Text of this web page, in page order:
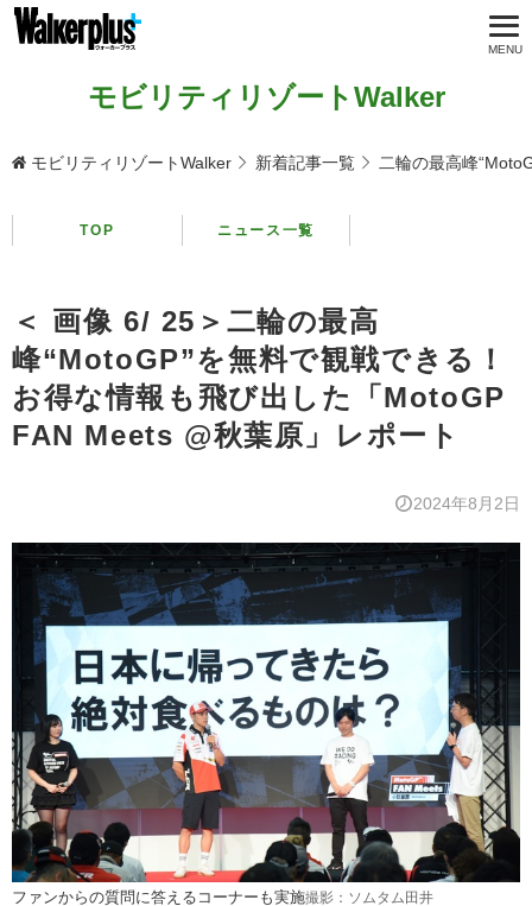
モビリティリゾートWalker
モビリティリゾートWalker 新着記事一覧 二輪の最高峰
TOP ニュース一覧
＜ 画像 6/ 25＞二輪の最高
峰“MotoGP”を無料で観戦できる！
お得な情報も飛び出した「MotoGP
FAN Meets @秋葉原」レポート
2024年8月2日
ファンからの質問に答えるコーナーも実施撮影：ソムタム田井